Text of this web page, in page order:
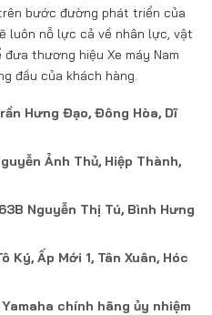
bước đường phát triển của
luôn nỗ lực cả về nhân lực, vật
thương hiệu Xe máy Nam
đầu của khách hàng.
Hưng Đạo, Đông Hòa, Dĩ
Ảnh Thủ, Hiệp Thành,
Nguyễn Thị Tú, Bình Hưng
Ký, Ấp Mới 1, Tân Xuân, Hóc
Yamaha chính hãng ủy nhiệm